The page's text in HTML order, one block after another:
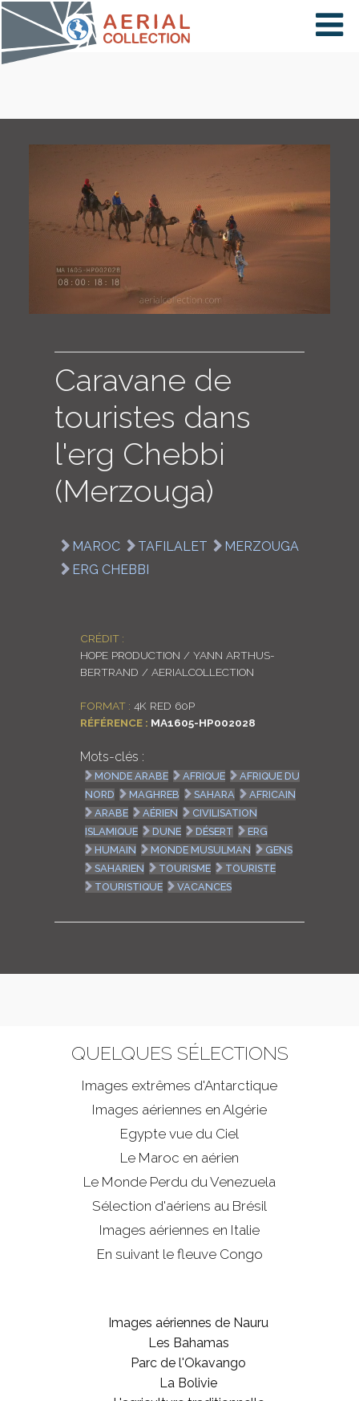
×
PAYS
CARTE
COLLECTIONS
ENGLISH
Caravane de
touristes dans
l'erg Chebbi
(Merzouga)
MAROC TAFILALET
MERZOUGA
ERG CHEBBI
CRÉDIT :
HOPE PRODUCTION / YANN ARTHUS-
BERTRAND / AERIALCOLLECTION
FORMAT : 4K RED 60P
RÉFÉRENCE : MA1605-HP002028
Mots-clés :
MONDE ARABE AFRIQUE
AFRIQUE DU
NORD
MAGHREB SAHARA
AFRICAIN
ARABE
AÉRIEN
CIVILISATION
ISLAMIQUE
DUNE DÉSERT
ERG
HUMAIN
MONDE MUSULMAN
GENS
SAHARIEN
TOURISME
TOURISTE
TOURISTIQUE
VACANCES
QUELQUES SÉLECTIONS
Images extrêmes d'Antarctique
Images aériennes en Algérie
Egypte vue du Ciel
Le Maroc en aérien
Le Monde Perdu du Venezuela
Sélection d'aériens au Brésil
Images aériennes en Italie
En suivant le fleuve Congo
Images aériennes de Nauru
Les Bahamas
Parc de l'Okavango
La Bolivie